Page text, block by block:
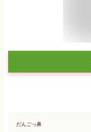
だんごっ鼻